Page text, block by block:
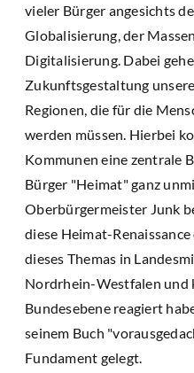
vieler Bürger angesichts
Globalisierung, der
Digitalisierung. Dabei
Zukunftsgestaltung
Regionen, die für die
werden müssen. Hierbei
Kommunen eine zentrale
Bürger "Heimat" ganz
Oberbürgermeister Junk
diese Heimat-
dieses Themas in
Nordrhein-Westfalen und
Bundesebene reagiert
seinem Buch
Fundament gelegt.